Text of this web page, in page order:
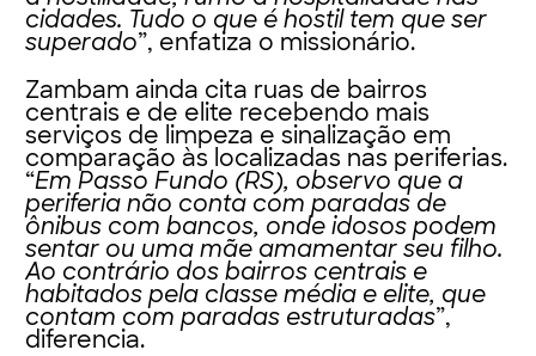
cidades. Tudo o que é hostil tem que ser
superado”, enfatiza o missionário.
Zambam ainda cita ruas de bairros
centrais e de elite recebendo mais
serviços de limpeza e sinalização em
comparação às localizadas nas periferias.
“Em Passo Fundo (RS), observo que a
periferia não conta com paradas de
ônibus com bancos, onde idosos podem
sentar ou uma mãe amamentar seu filho.
Ao contrário dos bairros centrais e
habitados pela classe média e elite, que
contam com paradas estruturadas”,
diferencia.